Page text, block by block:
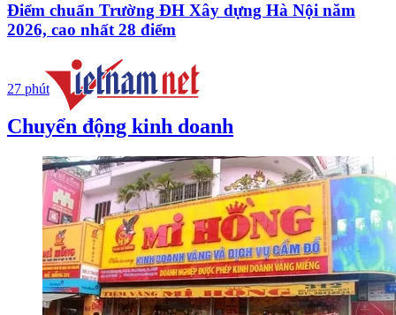
Điểm chuẩn Trường ĐH Xây dựng Hà Nội năm
2026, cao nhất 28 điểm
27 phút
Chuyển động kinh doanh